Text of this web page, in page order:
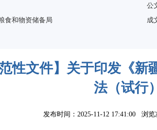
公
食和物资储备局
成
范性文件】关于印发《
法（试行
发布时间：2025-11-12 17:41:00 浏览